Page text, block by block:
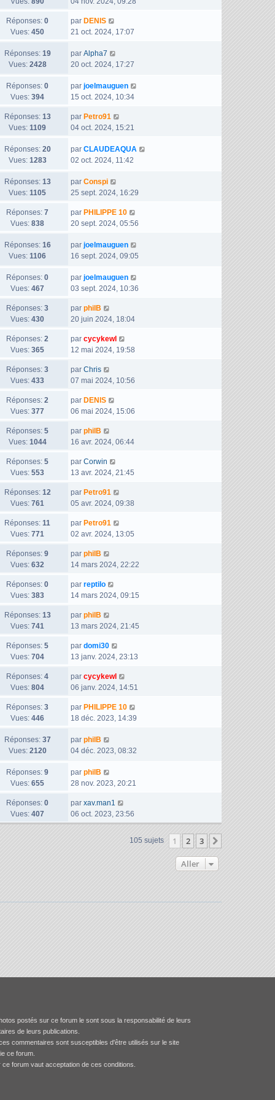
a
g
m
s
a
g
i
r
m
s
s
g
n
i
r
m
s
s
g
Réponses: 0
Vues: 450
D
e
n
i
r
m
s
s
g
e
par DENIS
21 oct. 2024, 17:07
Réponses: 19
Vues: 2428
D
e
n
i
r
m
s
s
g
e
par Alpha7
20 oct. 2024, 17:27
Réponses: 0
Vues: 394
D
e
n
i
r
m
s
s
g
par joelmauguen
15 oct. 2024, 10:34
Réponses: 13
Vues: 1109
D
e
n
i
r
m
s
s
g
e
par Petro91
04 oct. 2024, 15:21
Réponses: 20
Vues: 1283
D
e
n
i
r
m
s
s
g
e
par CLAUDEAQUA
02 oct. 2024, 11:42
Réponses: 13
Vues: 1105
D
e
n
i
r
m
s
s
g
par Conspi
25 sept. 2024, 16:29
Réponses: 7
Vues: 838
D
e
n
i
r
m
s
s
g
par PHILIPPE 10
20 sept. 2024, 05:56
Réponses: 16
Vues: 1106
D
e
n
i
r
m
s
s
a
g
par joelmauguen
16 sept. 2024, 09:05
Réponses: 0
Vues: 467
D
e
n
i
r
m
s
a
g
par joelmauguen
03 sept. 2024, 10:36
Réponses: 3
Vues: 430
D
e
n
i
r
m
s
a
g
par philB
20 juin 2024, 18:04
Réponses: 2
Vues: 365
D
e
n
i
r
m
s
a
g
par cycykewl
12 mai 2024, 19:58
Réponses: 3
Vues: 433
D
e
n
i
r
m
s
a
g
par Chris
07 mai 2024, 10:56
Réponses: 2
Vues: 377
D
e
n
i
r
m
s
a
g
par DENIS
06 mai 2024, 15:06
Réponses: 5
Vues: 1044
D
e
n
i
r
m
s
a
g
par philB
16 avr. 2024, 06:44
Réponses: 5
Vues: 553
D
e
n
i
r
m
s
a
g
par Corwin
13 avr. 2024, 21:45
Réponses: 12
Vues: 761
D
e
n
i
r
m
s
a
g
par Petro91
05 avr. 2024, 09:38
Réponses: 11
Vues: 771
D
e
n
i
r
m
s
a
g
par Petro91
02 avr. 2024, 13:05
Réponses: 9
Vues: 632
D
e
n
i
r
m
s
a
g
par philB
14 mars 2024, 22:22
Réponses: 0
Vues: 383
D
e
n
i
r
m
s
a
g
par reptilo
14 mars 2024, 09:15
Réponses: 13
Vues: 741
D
e
n
i
r
m
s
a
g
par philB
13 mars 2024, 21:45
Réponses: 5
Vues: 704
D
e
n
i
r
m
s
s
g
par domi30
13 janv. 2024, 23:13
Réponses: 4
Vues: 804
D
e
n
i
r
m
s
s
g
par cycykewl
06 janv. 2024, 14:51
Réponses: 3
Vues: 446
D
e
n
i
r
m
s
s
par PHILIPPE 10
18 déc. 2023, 14:39
Réponses: 37
Vues: 2120
D
e
n
i
r
m
par philB
04 déc. 2023, 08:32
Réponses: 9
Vues: 655
D
e
n
i
e
g
par philB
28 nov. 2023, 20:21
Réponses: 0
Vues: 407
D
e
r
s
par xav.man1
06 oct. 2023, 23:56
105 sujets 1 2 3
Aller
postés sur ce forum le sont sous la responsabilité de leurs
de leurs publications.
commentaires sont susceptibles d'être utilisés sur le site
ce forum.
forum vaut acceptation de ces conditions.